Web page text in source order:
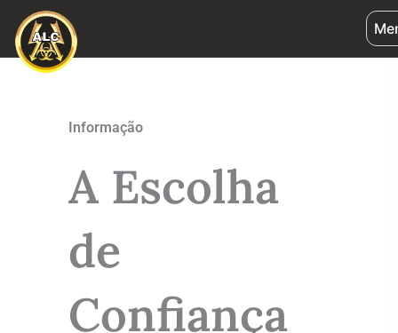
para
conteúdo
Informação
A Escolha
de
Confiança